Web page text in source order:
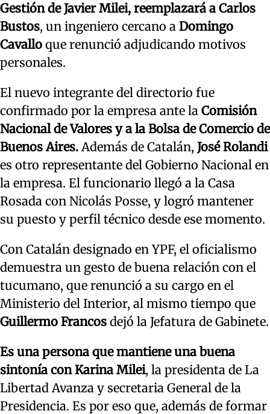
Gestión de Javier Milei, reemplazará a Carlos
Bustos, un ingeniero cercano a Domingo
Cavallo que renunció adjudicando motivos
personales.
El nuevo integrante del directorio fue
confirmado por la empresa ante la Comisión
Nacional de Valores y a la Bolsa de Comercio de
Buenos Aires.Además de Catalán, José Rolandi
es otro representante del Gobierno Nacional en
la empresa. El funcionario llegó a la Casa
Rosada con Nicolás Posse, y logró mantener
su puesto y perfil técnico desde ese momento.
Con Catalán designado en YPF, el oficialismo
demuestra un gesto de buena relación con el
tucumano, que renunció a su cargo en el
Ministerio del Interior, al mismo tiempo que
Guillermo Francos dejó la Jefatura de Gabinete.
Es una persona que mantiene una buena
sintonía con Karina Milei, la presidenta de La
Libertad Avanza y secretaria General de la
Presidencia. Es por eso que, además de formar